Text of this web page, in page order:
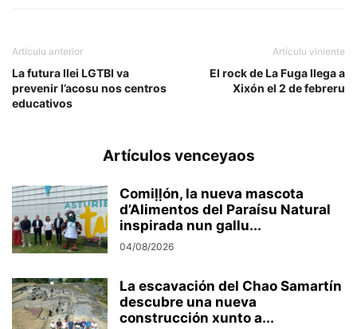
Artículu anterior
La futura llei LGTBI va
prevenir l’acosu nos centros
educativos
Artículu viniente
El rock de La Fuga llega a
Xixón el 2 de febreru
Artículos venceyaos
Comiḷḷón, la nueva mascota
d’Alimentos del Paraísu Natural
inspirada nun gallu...
04/08/2026
La escavación del Chao Samartín
descubre una nueva
construcción xunto a...